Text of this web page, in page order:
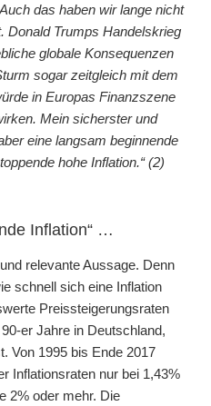
das haben wir lange nicht
Donald Trumps Handelskrieg
globale Konsequenzen
sogar zeitgleich mit dem
in Europas Finanzszene
Mein sicherster und
eine langsam beginnende
hohe Inflation.“ (2)
Inflation“ …
relevante Aussage. Denn
schnell sich eine Inflation
Preissteigerungsraten
er Jahre in Deutschland,
Von 1995 bis Ende 2017
Inflationsraten nur bei 1,43%
2% oder mehr. Die